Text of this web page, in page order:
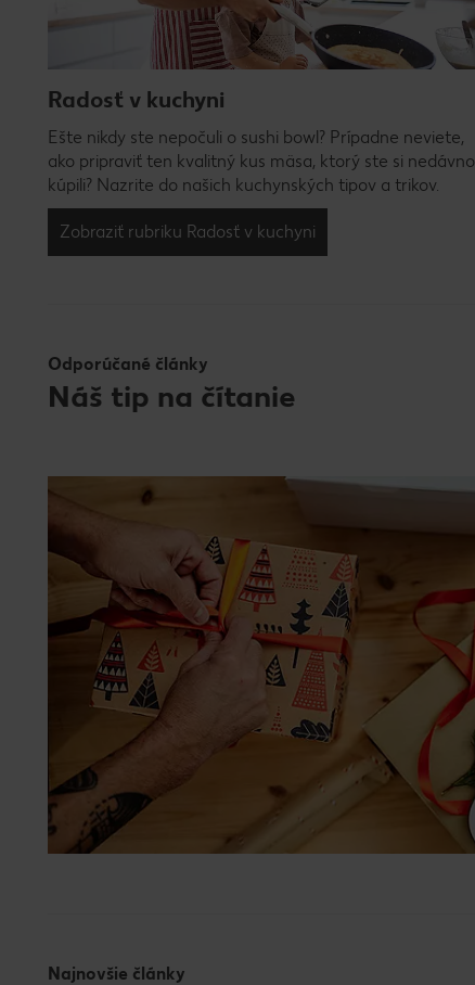
Radosť v kuchyni
Ešte nikdy ste nepočuli o sushi bowl? Prípadne neviete,
ako pripraviť ten kvalitný kus mäsa, ktorý ste si nedávno
kúpili? Nazrite do našich kuchynských tipov a trikov.
Zobraziť rubriku Radosť v kuchyni
Odporúčané články
Náš tip na čítanie
Najnovšie články